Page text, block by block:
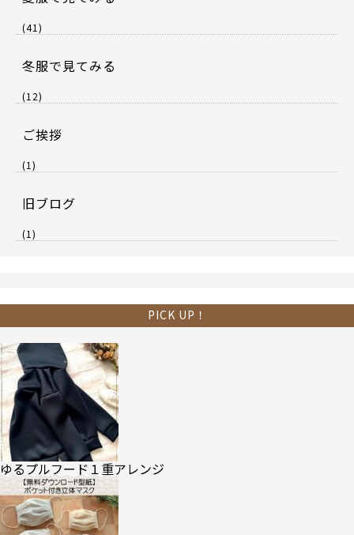
(41)
冬服で見てみる
(12)
ご挨拶
(1)
旧ブログ
(1)
PICK UP！
ゆるプルフード１重アレンジ